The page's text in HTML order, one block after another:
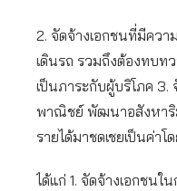
2. จัดจ้างเอกชนที่มีคว
เดินรถ รวมถึงต้องทบท
เป็นภาระกับผู้บริโภค 3.
พาณิชย์ พัฒนาอสังหาริ
รายได้มาชดเชยเป็นค่า
ได้แก่ 1. จัดจ้างเอกชนใ